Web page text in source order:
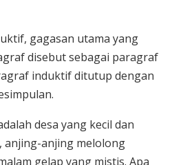
gagasan utama yang
disebut sebagai paragraf
induktif ditutup dengan
desa yang kecil dan
anjing-anjing melolong
gelap yang mistis. Apa